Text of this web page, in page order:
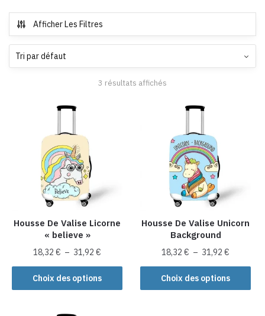
Afficher Les Filtres
3 résultats affichés
Housse De Valise Licorne
« believe »
18,32€ – 31,92€
de
prix :
18,32 €
Choix des options
Ce
produit
Housse De Valise Unicorn
Background
18,32€ – 31,92€
de
prix :
18,32 €
Choix des options
Ce
produit